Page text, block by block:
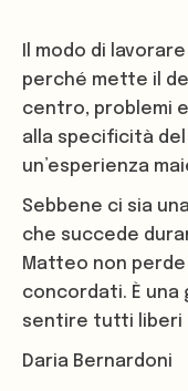
Il modo di
perché mette il
centro, problemi
alla specificità
un’esperienza
Sebbene ci sia
che succede
Matteo non
concordati. È una
sentire tutti liberi
Daria Bernardoni